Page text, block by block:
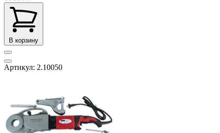
В корзину
Артикул: 2.10050